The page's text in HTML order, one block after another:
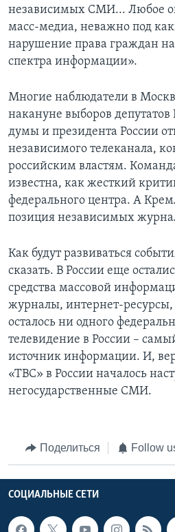
независимых СМИ... Любое
масс-медиа, неважно под
нарушение права граждан на
спектра информации».
Многие наблюдатели в
накануне выборов депутатов
думы и президента России
независимого телеканала,
российским властям.
известна, как жесткий
федерального центра. А
позиция независимых
Как будут развиваться
сказать. В России еще
средства массовой
журналы, интернет-ресурсы,
осталось ни одного
телевидение в России –
источник информации. И,
«ТВС» в России началось
негосударственные СМИ.
Поделиться Follow
СОЦИАЛЬНЫЕ СЕТИ